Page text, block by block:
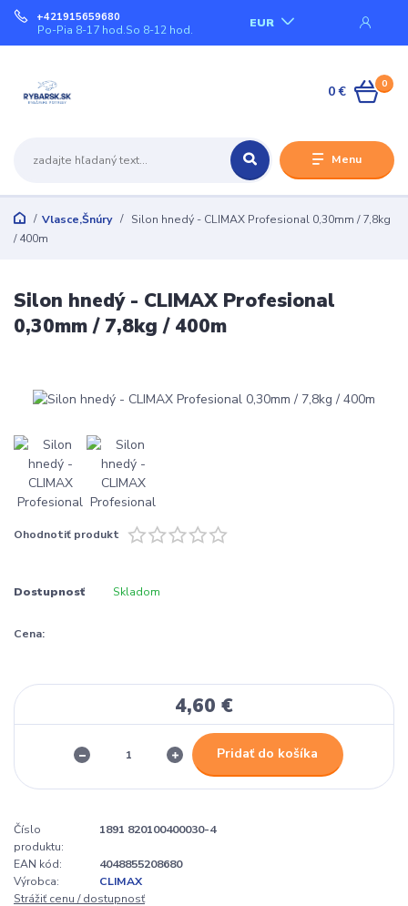
Menu
EUR
+421915659680
Po-Pia 8-17 hod.So 8-12 hod.
0
0 €
Vlasce,Šnúry
Silon hnedý - CLIMAX Profesional 0,30mm / 7,8kg
/ 400m
Silon hnedý - CLIMAX Profesional
0,30mm / 7,8kg / 400m
Ohodnotiť produkt
Dostupnosť Skladom
Cena:
4,60 €
Pridať do košíka
Číslo
produktu:
1891 820100400030-4
EAN kód:
4048855208680
Výrobca:
CLIMAX
Strážiť cenu / dostupnosť